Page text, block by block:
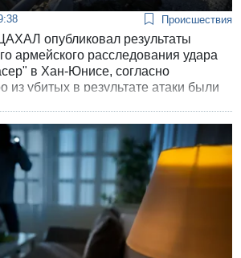
Происшествия
опубликовал результаты
армейского расследования удара
в Хан-Юнисе, согласно
из убитых в результате атаки были